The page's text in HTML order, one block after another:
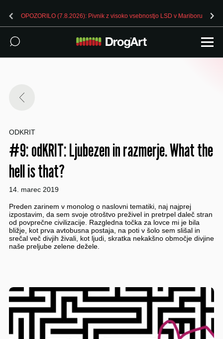
OPOZORILO (7.8.2026): Pivnik z visoko vsebnostjo LSD v Mariboru
ODKRIT
#9: odKRIT: Ljubezen in razmerje. What the
hell is that?
14. marec 2019
Preden zarinem v monolog o naslovni tematiki, naj najprej
izpostavim, da sem svoje otroštvo preživel in pretrpel daleč stran
od povprečne civilizacije. Razgledna točka za lovce mi je bila
bližje, kot prva avtobusna postaja, na poti v šolo sem slišal in
srečal več divjih živali, kot ljudi, skratka nekakšno območje divjine
naše preljube zelene dežele.